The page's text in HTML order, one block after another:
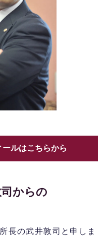
ルはこちらから
からの
長の武井敦司と申しま